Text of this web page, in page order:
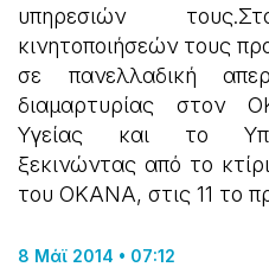
υπηρεσιών
κινητοποιήσεών τους
σε πανελλαδική
διαμαρτυρίας στον
Υγείας και το
ξεκινώντας από το
του ΟΚΑΝΑ, στις 11 το
8 Μάϊ 2014 • 07:12